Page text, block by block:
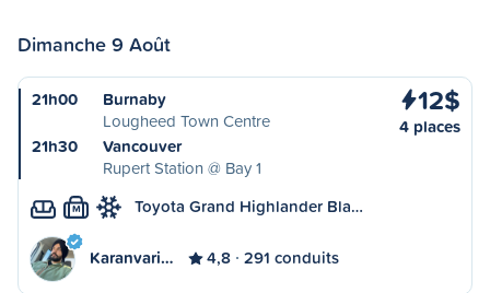
Dimanche 9 Août
21h00
Burnaby
Lougheed Town Centre
21h30
Vancouver
Rupert Station @ Bay 1
12$
4 places
M Toyota Grand Highlander Bla…
Karanvari… 4,8 291 conduits